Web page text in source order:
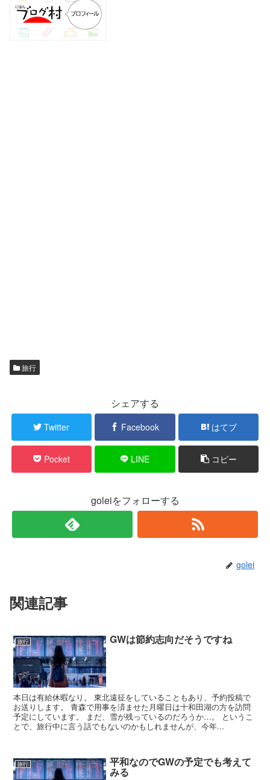
旅行
シェアする
Twitter Facebook はてブ
Pocket LINE コピー
goleiをフォローする
golei
関連記事
旅行 GWは節約志向だそうですね
本日は有給休暇なり。 東北遠征をしていることもあり、予約投稿で
お送りします。 青森で用事を済ませた月曜日は十和田湖の方を訪問
予定にしています。 まだ、雪が残っているのだろうか…。 というこ
とで、旅行中に言う話でもないのかもしれませんが、今年...
旅行 平和なのでGWの予定でも考えて
みる